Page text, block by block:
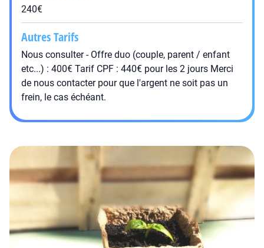
240€
Autres Tarifs
Nous consulter - Offre duo (couple, parent / enfant
etc...) : 400€ Tarif CPF : 440€ pour les 2 jours Merci
de nous contacter pour que l'argent ne soit pas un
frein, le cas échéant.